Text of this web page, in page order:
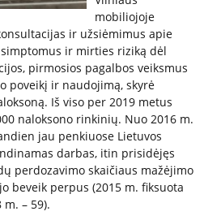
sveikatos centrams
mobiliojoje
ir užsiėmimus apie
ir mirties riziką dėl
pirmosios pagalbos veiksmus
poveikį ir naudojimą, skyrė
Iš viso per 2019 metus
naloksono rinkinių. Nuo 2016 m.
jau penkiuose Lietuvos
darbas, itin prisidėjęs
perdozavimo skaičiaus mažėjimo
beveik perpus (2015 m. fiksuotа
– 59).